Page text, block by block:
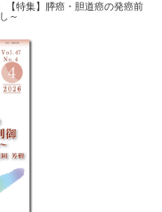
特集】膵癌・胆道癌の発癌前
～